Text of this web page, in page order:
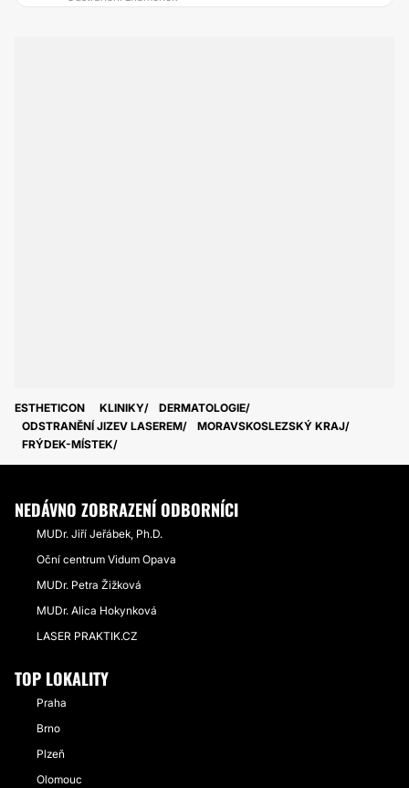
ESTHETICON KLINIKY
DERMATOLOGIE
ODSTRANĚNÍ JIZEV LASEREM
MORAVSKOSLEZSKÝ KRAJ
FRÝDEK-MÍSTEK
NEDÁVNO ZOBRAZENÍ ODBORNÍCI
MUDr. Jiří Jeřábek, Ph.D.
Oční centrum Vidum Opava
MUDr. Petra Žižková
MUDr. Alica Hokynková
LASER PRAKTIK.CZ
TOP LOKALITY
Praha
Brno
Plzeň
Olomouc